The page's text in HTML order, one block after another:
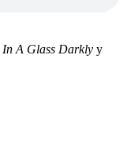
In A Glass Darkly y